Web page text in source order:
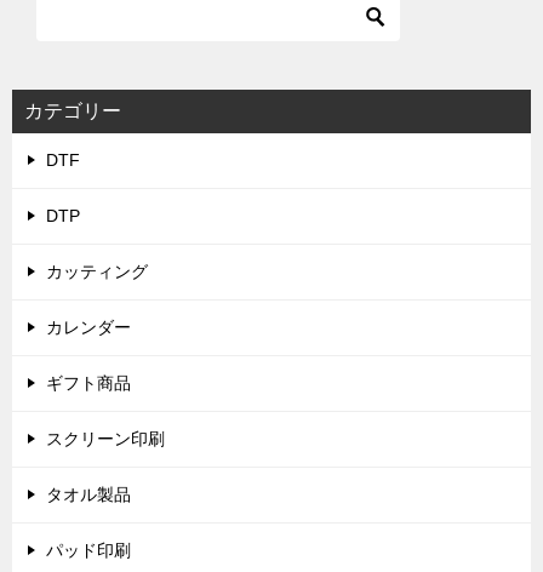
カテゴリー
DTF
DTP
カッティング
カレンダー
ギフト商品
スクリーン印刷
タオル製品
パッド印刷